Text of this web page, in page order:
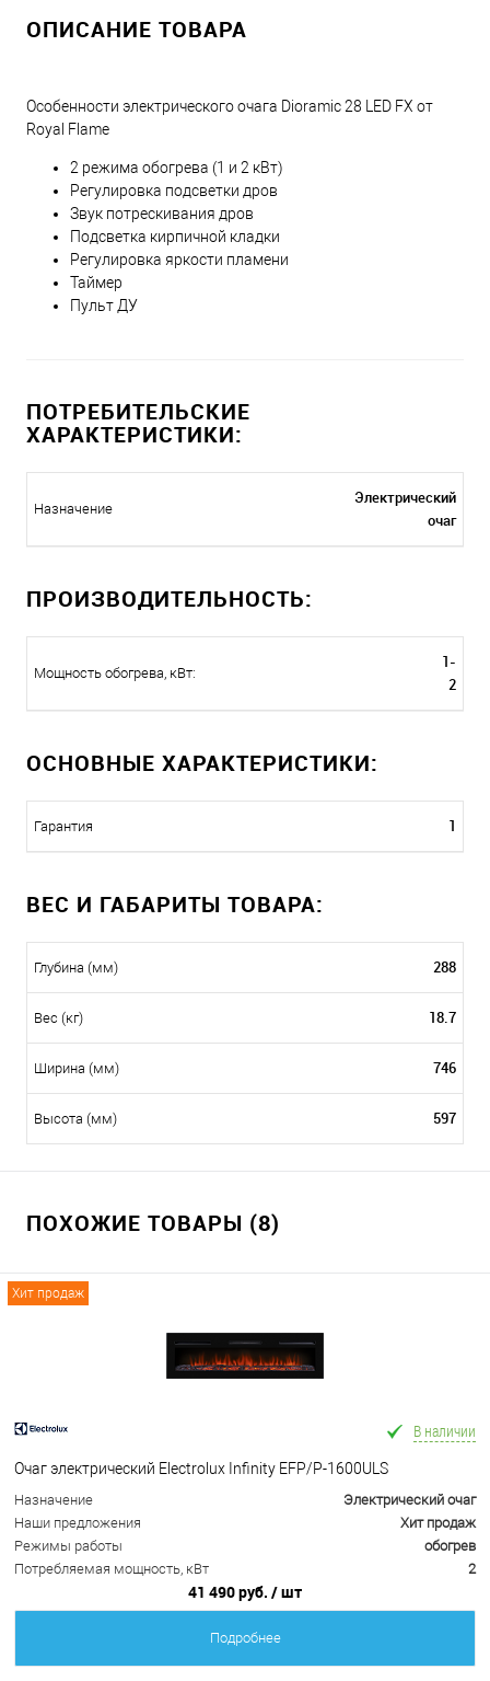
ОПИСАНИЕ ТОВАРА
Особенности электрического очага Dioramic 28 LED FX от
Royal Flame
2 режима обогрева (1 и 2 кВт)
Регулировка подсветки дров
Звук потрескивания дров
Подсветка кирпичной кладки
Регулировка яркости пламени
Таймер
Пульт ДУ
ПОТРЕБИТЕЛЬСКИЕ
ХАРАКТЕРИСТИКИ:
Назначение
Электрический
очаг
ПРОИЗВОДИТЕЛЬНОСТЬ:
Мощность обогрева, кВт:
1-
2
ОСНОВНЫЕ ХАРАКТЕРИСТИКИ:
Гарантия 1
ВЕС И ГАБАРИТЫ ТОВАРА:
Глубина (мм) 288
Вес (кг) 18.7
Ширина (мм) 746
Высота (мм) 597
ПОХОЖИЕ ТОВАРЫ (8)
Хит продаж
В наличии
Очаг электрический Electrolux Infinity EFP/P-1600ULS
Назначение
Электрический очаг
Наши предложения
Хит продаж
Режимы работы
обогрев
Потребляемая мощность, кВт
2
41 490 руб. / шт
Подробнее